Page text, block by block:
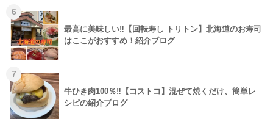
6
最高に美味しい‼【回転寿し トリトン】北海道のお寿司
はここがおすすめ！紹介ブログ
7
牛ひき肉100％‼【コストコ】混ぜて焼くだけ、簡単レ
シピの紹介ブログ